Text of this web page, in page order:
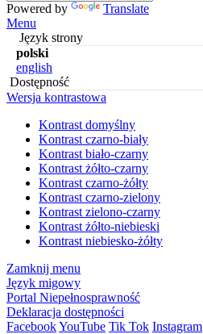
Powered by
Translate
Menu
Język strony
polski
english
Dostępność
Wersja kontrastowa
Kontrast domyślny
Kontrast czarno-biały
Kontrast biało-czarny
Kontrast żółto-czarny
Kontrast czarno-żółty
Kontrast czarno-zielony
Kontrast zielono-czarny
Kontrast żółto-niebieski
Kontrast niebiesko-żółty
Zamknij menu
Język migowy
Portal Niepełnosprawność
Deklaracja dostępności
FacebookYouTube Tik Tok Instagram